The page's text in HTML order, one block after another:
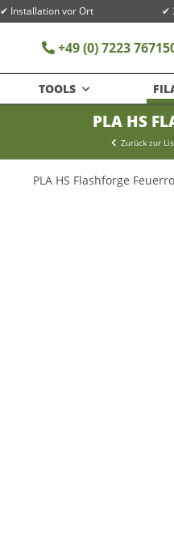
✔ Installation vor Ort ✔
+49 (0) 7223
TOOLS
PLA HS
Zurück zur